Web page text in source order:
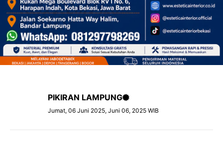
PIKIRAN LAMPUNG
Jumat, 06 Juni 2025, Juni 06, 2025 WIB